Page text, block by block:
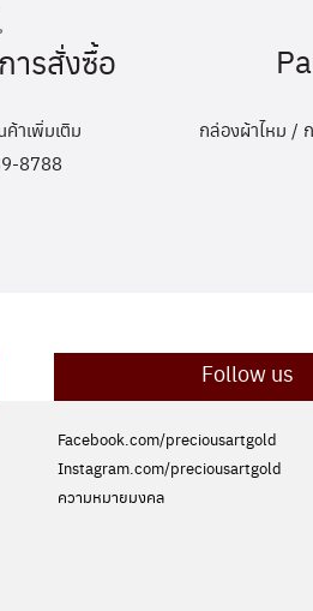
ารสั่งซื้อ
าเพิ่มเติม
8788
กล่องผ้าไหม /
Follow us
Facebook.com/preciousartgold
Instagram.com/preciousartgold
ความหมายมงคล